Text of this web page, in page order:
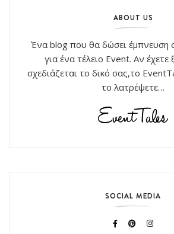
ABOUT US
Ένα blog που θα δώσει έμπνευση
για ένα τέλειο Event. Αν έχετε
σχεδιάζεται το δικό σας,το
το λατρέψετε…
SOCIAL MEDIA